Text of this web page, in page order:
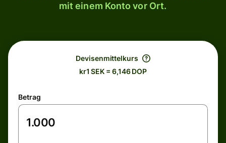
mit einem Konto vor Ort.
Devisenmittelkurs
kr1 SEK = 6,146 DOP
Betrag